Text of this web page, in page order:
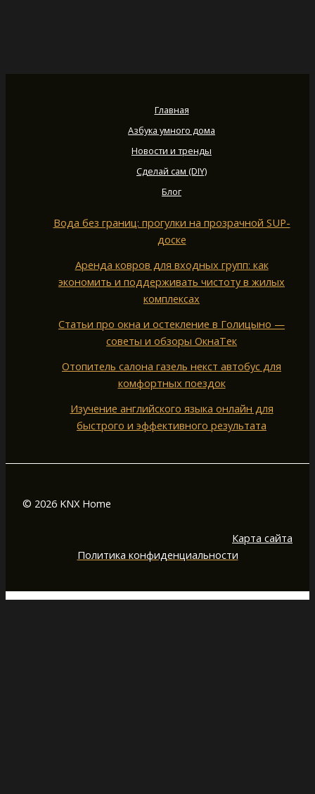
Главная
Азбука умного дома
Новости и тренды
Сделай сам (DIY)
Блог
Вода без границ: прогулки на прозрачной SUP-
доске
Аренда ковров для входных групп: как
экономить и поддерживать чистоту в жилых
комплексах
Статьи про окна и остекление в Голицыно —
советы и обзоры ОкнаТек
Отопитель салона газель некст автобус для
комфортных поездок
Изучение английского языка онлайн для
быстрого и эффективного результата
© 2026 KNX Home
Карта сайта
Политика конфиденциальности